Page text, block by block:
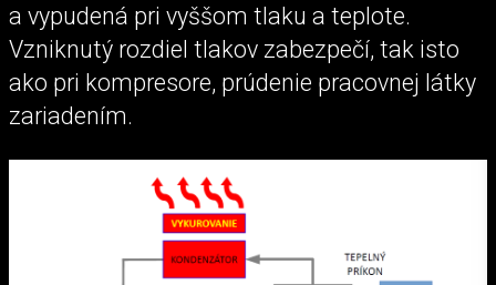
a vypudená pri vyššom tlaku a teplote.
Vzniknutý rozdiel tlakov zabezpečí, tak isto
ako pri kompresore, prúdenie pracovnej látky
zariadením.